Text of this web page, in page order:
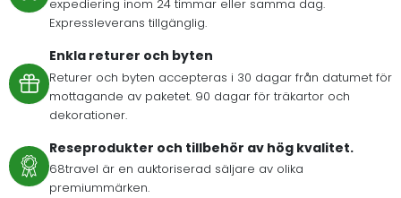
expediering inom 24 timmar eller samma dag.
Expressleverans tillgänglig.
Enkla returer och byten
Returer och byten accepteras i 30 dagar från datumet för
mottagande av paketet. 90 dagar för träkartor och
dekorationer.
Reseprodukter och tillbehör av hög kvalitet.
68travel är en auktoriserad säljare av olika
premiummärken.